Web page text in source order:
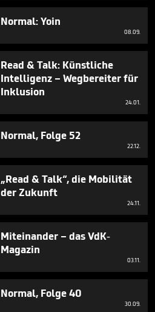
Normal: Yoin
08.09.
Read & Talk: Künstliche
Intelligenz – Wegbereiter für
Inklusion
24.01.
Normal, Folge 52
22.12.
„Read & Talk“, die Mobilität
der Zukunft
24.11.
Miteinander – das VdK-
Magazin
03.11.
Normal, Folge 40
30.09.